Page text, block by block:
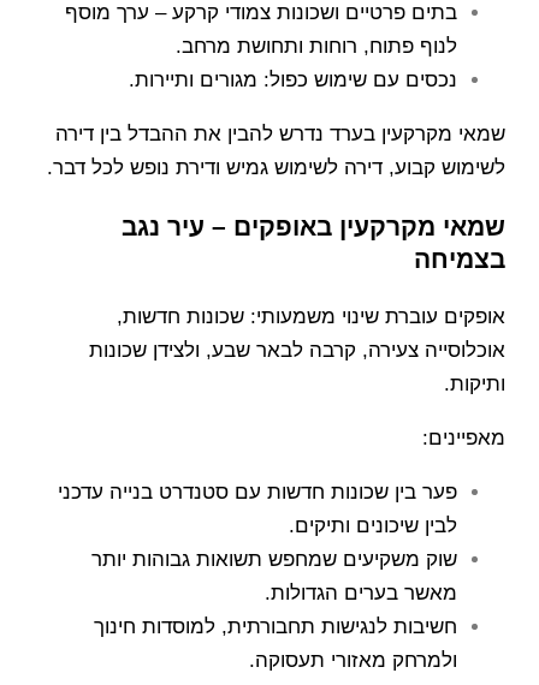
בתים פרטיים ושכונות צמודי קרקע – ערך מוסף
לנוף פתוח, רוחות ותחושת מרחב.
נכסים עם שימוש כפול: מגורים ותיירות.
שמאי מקרקעין בערד נדרש להבין את ההבדל בין דירה
לשימוש קבוע, דירה לשימוש גמיש ודירת נופש לכל דבר.
שמאי מקרקעין באופקים – עיר נגב
בצמיחה
אופקים עוברת שינוי משמעותי: שכונות חדשות,
אוכלוסייה צעירה, קרבה לבאר שבע, ולצידן שכונות
ותיקות.
מאפיינים:
פער בין שכונות חדשות עם סטנדרט בנייה עדכני
לבין שיכונים ותיקים.
שוק משקיעים שמחפש תשואות גבוהות יותר
מאשר בערים הגדולות.
חשיבות לנגישות תחבורתית, למוסדות חינוך
ולמרחק מאזורי תעסוקה.